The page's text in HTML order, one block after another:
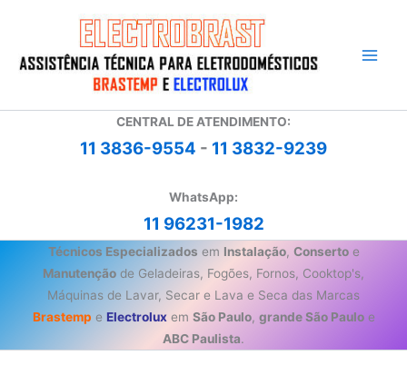
conteúdo
CENTRAL DE ATENDIMENTO:
11 3836-9554 - 11 3832-9239
WhatsApp:
11 96231-1982
Técnicos Especializados em Instalação, Consertoe
Manutenção de Geladeiras, Fogões, Fornos, Cooktop's,
Máquinas de Lavar, Secar e Lava e Seca das Marcas
Brastemp e Electroluxem São Paulo, grande São Pauloe
ABC Paulista.